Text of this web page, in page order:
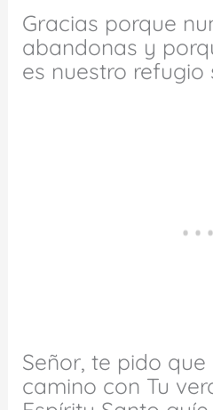
Gracias porque
abandonas y
es nuestro refugio
Señor, te pido que
camino con Tu